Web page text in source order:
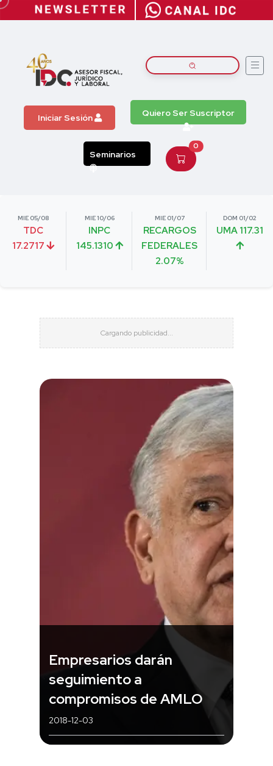
Iniciar Sesión Quiero Ser Suscriptor
Seminarios
0
MIE 05/08
TDC
17.2717
MIE 10/06
INPC
145.1310
MIE 01/07
RECARGOS
FEDERALES
2.07%
DOM 01/02
UMA 117.31
Empresarios darán
seguimiento a
compromisos de AMLO
2018-12-03